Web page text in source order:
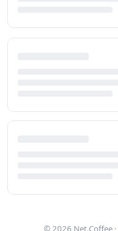
© 2026 Net.Coffee ·